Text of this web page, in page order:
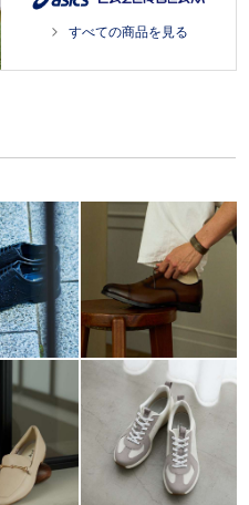
すべての商品を見る